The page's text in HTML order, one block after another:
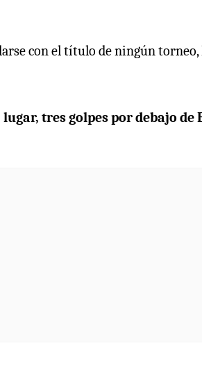
con el título de ningún torneo,
tres golpes por debajo de